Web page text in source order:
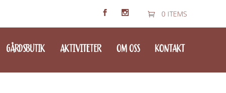
0 ITEMS
GÅRDSBUTIK AKTIVITETER OM OSS KONTAKT